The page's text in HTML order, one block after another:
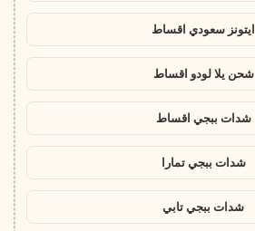
ايتونز سعودي اقساط
شحن يلا لودو اقساط
شدات ببجي اقساط
شدات ببجي تمارا
شدات ببجي تابي